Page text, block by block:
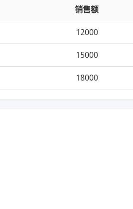
销售额
12000
15000
18000